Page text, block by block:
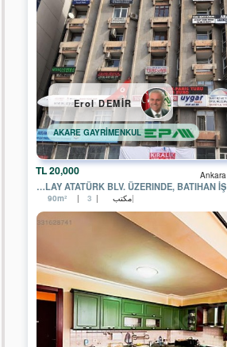
GÖKOVA
GAYRİMENKUL
EPA
WON
GAYRİMENKUL
EPA
DEPA
REAL
ESTATE
EPA
EGEMEN
GAYRİMENKUL
EPA
ELİT
GAYRİMENKUL
KYC
GAYRİMENKUL
EPA
GAYRİMENKUL
20,000 TL Ankara
KIZILAY ATATÜRK BLV. ÜZERINDE, BATIHAN İŞ MERKEZINDE, 6.KATTA
مكتب 90m² 3
AKARE GAYRİMENKUL
Erol DEMİR